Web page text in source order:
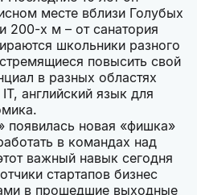
месте вблизи Голубых
200-х м – от санатория
школьники разного
повысить свой
в разных областях
английский язык для
появилась новая «фишка»
в командах над
важный навык сегодня
стартапов бизнес
в прошедшие выходные